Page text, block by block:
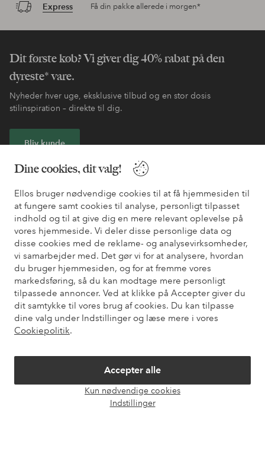
Dine cookies, dit valg!
Ellos bruger nødvendige cookies til at få hjemmesiden til
at fungere samt cookies til analyse, personligt tilpasset
indhold og til at give dig en mere relevant oplevelse på
vores hjemmeside. Vi deler disse personlige data og
disse cookies med de reklame- og analysevirksomheder,
vi samarbejder med. Det gør vi for at analysere, hvordan
du bruger hjemmesiden, og for at fremme vores
markedsføring, så du kan modtage mere personligt
tilpassede annoncer. Ved at klikke på Accepter giver du
dit samtykke til vores brug af cookies. Du kan tilpasse
dine valg under Indstillinger og læse mere i vores
Cookiepolitik.
Accepter alle
Kun nødvendige cookies
Indstillinger
Express Få din pakke allerede i morgen*
Dit første køb? Vi giver dig 40% rabat på den
dyreste* vare.
Nyheder hver uge, eksklusive tilbud og en stor dosis
stilinspiration – direkte til dig.
Bliv kunde
* Se tilbudsbetingelser ved registrering
Har du brug for hjælp?
Du kan finde svar på de oftest stillede spørgsmål i vores FAQ.
Du kan også finde oplysninger om, hvordan du kontakter os.
Kundeservice Bestilling Betalingsmåde
Mine sider
Om Ellos